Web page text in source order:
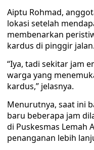
Aiptu Rohmad,
lokasi setelah
membenarkan
kardus di pinggir jalan.
“Iya, tadi sekitar jam
warga yang
kardus,” jelasnya.
Menurutnya, saat ini
baru beberapa jam
di Puskesmas Lemah
penanganan lebih